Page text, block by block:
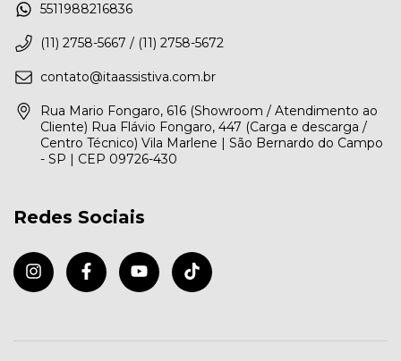
5511988216836
(11) 2758-5667 / (11) 2758-5672
contato@itaassistiva.com.br
Rua Mario Fongaro, 616 (Showroom / Atendimento ao
Cliente) Rua Flávio Fongaro, 447 (Carga e descarga /
Centro Técnico) Vila Marlene | São Bernardo do Campo
- SP | CEP 09726-430
Redes Sociais